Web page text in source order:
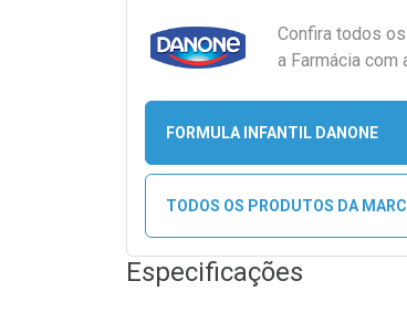
Confira todos
a Farmácia com
FORMULA INFANTIL DANONE
TODOS OS PRODUTOS DA
Especificações